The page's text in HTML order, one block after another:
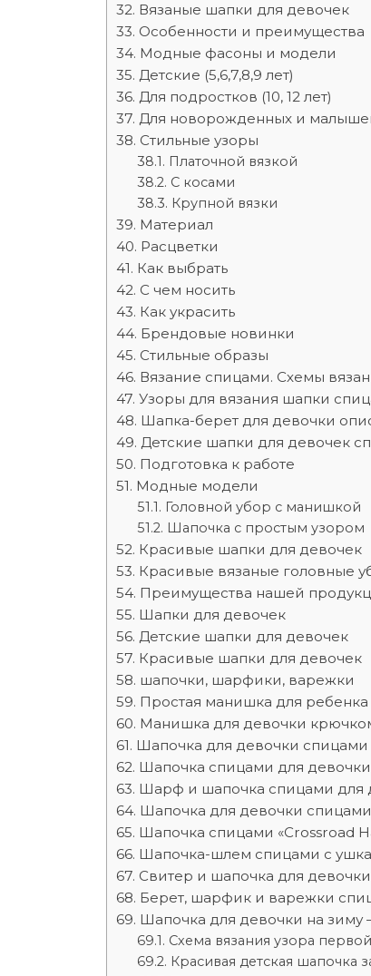
Вязаные шапки для девочек
Особенности и преимущества
Модные фасоны и модели
Детские (5,6,7,8,9 лет)
Для подростков (10, 12 лет)
Для новорожденных и малышек
Стильные узоры
Платочной вязкой
С косами
Крупной вязки
Материал
Расцветки
Как выбрать
С чем носить
Как украсить
Брендовые новинки
Стильные образы
Вязание спицами. Схемы
Узоры для вязания шапки
Шапка-берет для девочки
Детские шапки для девочек
Подготовка к работе
Модные модели
Головной убор с манишкой
Шапочка с простым узором
Красивые шапки для девочек
Красивые вязаные головные
Преимущества нашей
Шапки для девочек
Детские шапки для девочек
Красивые шапки для девочек
шапочки, шарфики, варежки
Простая манишка для
Манишка для девочки
Шапочка для девочки спицами
Шапочка спицами для
Шарф и шапочка спицами для
Шапочка для девочки
Шапочка спицами «Crossroad
Шапочка-шлем спицами с
Свитер и шапочка для
Берет, шарфик и варежки
Шапочка для девочки на
Схема вязания узора
Красивая детская шапочка